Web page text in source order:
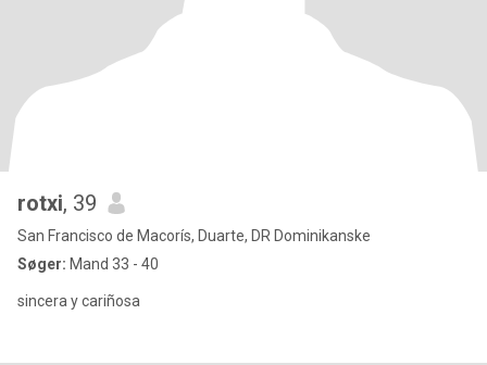
rotxi, 39
San Francisco de Macorís, Duarte, DR Dominikanske
Søger: Mand 33 - 40
sincera y cariñosa